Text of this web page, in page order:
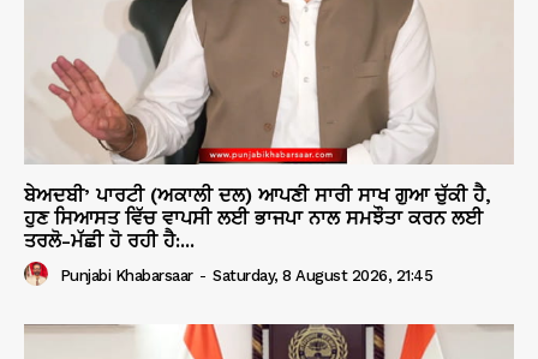
ਬੇਅਦਬੀ’ ਪਾਰਟੀ (ਅਕਾਲੀ ਦਲ) ਆਪਣੀ ਸਾਰੀ ਸਾਖ ਗੁਆ ਚੁੱਕੀ ਹੈ,
ਹੁਣ ਸਿਆਸਤ ਵਿੱਚ ਵਾਪਸੀ ਲਈ ਭਾਜਪਾ ਨਾਲ ਸਮਝੌਤਾ ਕਰਨ ਲਈ
ਤਰਲੋ-ਮੱਛੀ ਹੋ ਰਹੀ ਹੈ:...
Punjabi Khabarsaar - Saturday, 8 August 2026, 21:45